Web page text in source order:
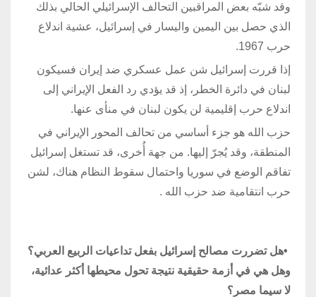
وقد شبّه بعض المراقبين التحالف الإسرائيلي الحالي بذلك
الذي حصل بين اليمين واليسار في إسرائيل، عشية اندلاع
حرب 1967.
إذا قررت إسرائيل شن عمل عسكري ضد إيران فسيكون
لبنان في دائرة الخطر، إذ قد يؤدي رد الفعل الإيراني إلى
اندلاع حرب إقليمية لن يكون لبنان في منأى عنها.
حزب الله هو جزء أساسي من تحالف المحور الإيراني في
المنطقة، وقد يُجرّ إليها. من جهة أُخرى، قد تستغل إسرائيل
تفاقم الوضع في سوريا واحتمال سقوط النظام هناك، لشن
حرب انتقامية ضد حزب الله .
•هل تضررت مصالح إسرائيل بفعل تداعيات الربيع العربي؟
وهل هي في أزمة حقيقية نتيجة تحول محيطها أكثر عدائية،
لا سيما مصر؟